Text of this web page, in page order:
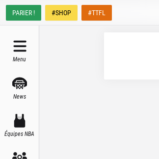
PARIER ! #SHOP #TTFL
Menu
News
Équipes NBA